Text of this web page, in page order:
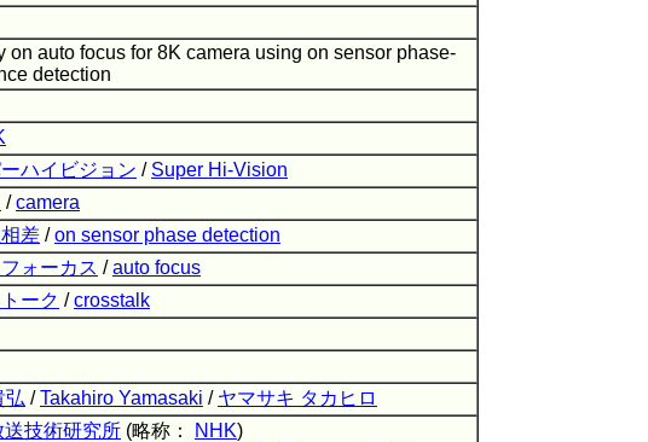
on auto focus for 8K camera using on sensor phase-
detection
ハイビジョン / Super Hi-Vision
/camera
差 /on sensor phase detection
ォーカス /auto focus
ーク /crosstalk
弘 /Takahiro Yamasaki / ヤマサキ タカヒロ
送技術研究所 (略称： NHK)